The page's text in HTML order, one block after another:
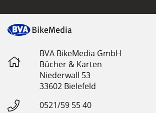
BVA BikeMedia GmbH
Bücher & Karten
Niederwall 53
33602 Bielefeld
0521/59 55 40